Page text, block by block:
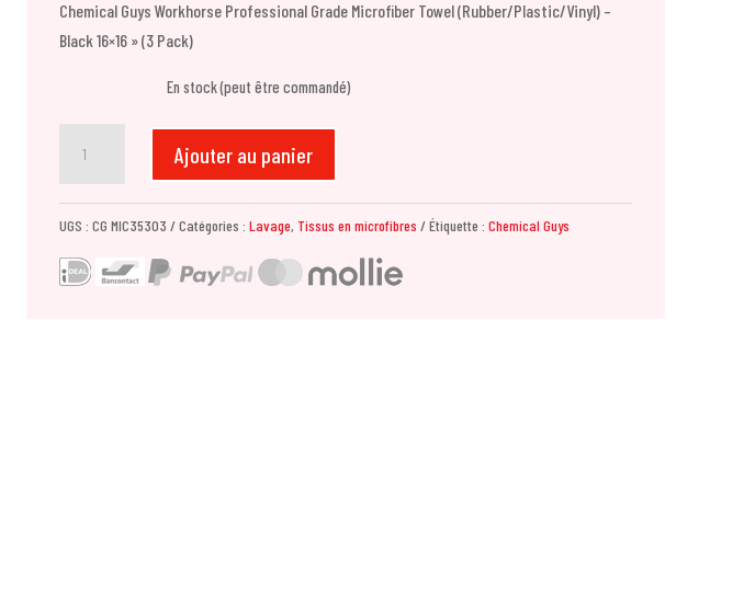
Chemical Guys Workhorse Professional Grade Microfiber Towel (Rubber/Plastic/Vinyl) –
Black 16×16 » (3 Pack)
En stock (peut être commandé)
Guys
Workhorse
Professional
Ajouter au panier
UGS : CG MIC35303 Catégories : Lavage, Tissus en microfibres Étiquette : Chemical Guys